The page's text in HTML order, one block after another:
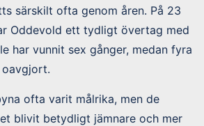
särskilt ofta genom åren. På 23
Oddevold ett tydligt övertag med
har vunnit sex gånger, medan fyra
ofta varit målrika, men de
blivit betydligt jämnare och mer